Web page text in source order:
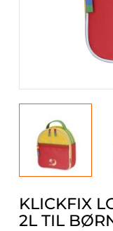
KLICKFIX
2L TIL